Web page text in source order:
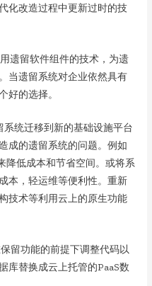
化改造过程中更新过时的技
遗留软件组件的技术，为遗
当遗留系统对企业依然具有
好的选择。
系统迁移到新的基础设施平台
成的遗留系统的问题。例如
降低成本和节省空间。或将系
本，轻运维等便利性。重新
技术等利用云上的原生功能
保留功能的前提下调整代码以
库替换成云上托管的PaaS数